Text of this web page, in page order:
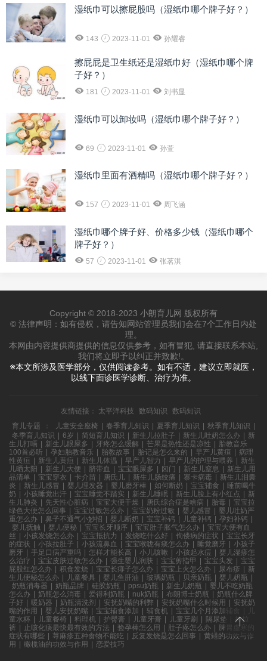
湿纸巾可以擦屁股吗（湿纸巾哪个牌子好？）
143 2023-11-01 孙耀睿
擦屁屁是卫生纸还是湿纸巾好（湿纸巾哪个牌
子好？）
181 2023-11-01 刘书显
湿纸巾可以卸妆吗（湿纸巾哪个牌子好？）
69 2023-11-01 孙萱
湿纸巾里面有酒精吗（湿纸巾哪个牌子好？）
157 2023-11-01 周飞涵
湿纸巾哪个牌子好、价格多少钱（湿纸巾哪个
牌子好？）
57 2023-11-01 张茗淇
Copyright © 2018-2023 小朗育儿网 版权所有
© 法律声明：如有侵权，请告知网站管理员我们会在7个工作日内处
理。
本网由内容提供商提供的信息仅供参考，如有冒犯, 请直接联系本站,
我们将立即予以纠正并致歉!。
※本文所涉及医学部分，仅供阅读参考。如有不适，建议立即就医，
以线下面诊医学诊断、治疗为准。
友情链接： 太平洋科技 数码知识
数码知识
育儿专题
： 儿童安全座椅 | 春季育儿知识 | 夏季育儿知识 | 秋季育儿知识 |
冬季育儿知识 | 6岁 | 简短育儿知识 | 新生儿拉肚子 | 新生儿吐奶怎么办 | 新
生儿打嗝 | 新生儿眼屎多 | 牙疼怎么缓解 | 芒果是热性还是凉性 | 胎教音乐
100首必听 | 孕妇胎教音乐 | 胎教故事 | 胎记是怎么来的 | 早产儿黄疸 | 病理
性黄疸 | 新生儿黄疸 | 新生儿体温 | 早产儿智力 | 早产儿的护理与喂养 | 新生
儿晒太阳 | 新生儿大便 | 脐带血 | 宝宝眼屎多 | 囟门 | 新生儿窒息 | 新生儿用
品清单 | 宝宝穿衣 | 卡介苗 | 唐氏儿 | 新生儿肠绞痛 | 寨卡病毒 | 新生儿泪囊
炎 | 新生儿感冒 | 婴儿理发器 | 婴儿磨牙棒 | 如何断奶 | 宝宝辅食 | 睡前喝牛
奶 | 小孩睡觉出汗 | 宝宝睡觉不踏实 | 新生儿睡眠 | 新生儿脸上有小红点 | 新
生儿肺炎 | 先天性心脏病 | 宝宝大便干燥 | 唐氏综合症是啥病 | 胎毒 | 宝宝拉
绿色大便怎么回事 | 宝宝过敏怎么办 | 宝宝奶粉过敏 | 婴儿感冒 | 婴儿吐奶严
重怎么办 | 鼻子不通气小妙招 | 婴儿断奶 | 宝宝补钙 | 儿童补钙 | 孕妇补钙 |
婴儿抚触 | 婴儿便秘 | 宝宝长牙顺序 | 宝宝肚子胀气怎么办 | 宝宝大便有血
丝 | 小孩发烧怎么办 | 宝宝抵抗力 | 发烧吃什么好 | 佝偻病的症状 | 宝宝长牙
的症状 | 小孩拉肚子 | 小孩流鼻血 | 宝宝喉咙有痰怎么办 | 睡觉磨牙 | 小孩子
磨牙 | 手足口病严重吗 | 怎样才能长高 | 小儿咳嗽 | 小孩起水痘 | 婴儿湿疹怎
么治疗 | 宝宝皮肤过敏怎么办 | 强生婴儿润肤 | 宝宝剪指甲 | 宝宝头发 | 宝宝
屁股红怎么办 | 积食发烧 | 宝宝长痱子怎么办 | 宝宝上火怎么办 | 尿布疹 | 新
生儿便秘怎么办 | 儿童餐具 | 婴儿鱼肝油 | 玻璃奶瓶 | 贝亲奶瓶 | 婴儿奶瓶 |
奶瓶消毒器 | 奶瓶品牌 | 硅胶奶瓶 | ppsu奶瓶 | 新生儿奶瓶 | 婴儿不吃奶瓶
怎么办 | 奶瓶怎么消毒 | 爱得利奶瓶 | nuk奶瓶 | 布朗博士奶瓶 | 奶瓶什么牌
子好 | 暖奶器 | 奶瓶清洗剂 | 安抚奶嘴的利弊 | 安抚奶嘴什么时候用 | 安抚奶
嘴的作用 | 婴儿安抚奶嘴 | 宝宝辅食添加 | 辅食机 | 宝宝几个月添加辅食
童水杯 | 儿童餐椅 | 料理机 | 护臀膏 | 儿童牙膏 | 儿童牙刷 | 隔尿垫
拉拉
裤 | 止咳化痰最快最有效的方法 | 验孕棒怎么用 | 肚子疼怎么办 | 脾胃虚寒的
症状有哪些 | 荨麻疹五种食物不能吃 | 反复发烧是怎么回事 | 黄鳝的功效与作
用 | 橄榄油的功效与作用 | 恋爱技巧